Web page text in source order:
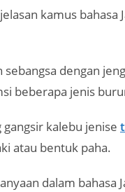
kamus bahasa
dengan
beberapa jenis
kalebu jenise
atau bentuk paha.
dalam bahasa